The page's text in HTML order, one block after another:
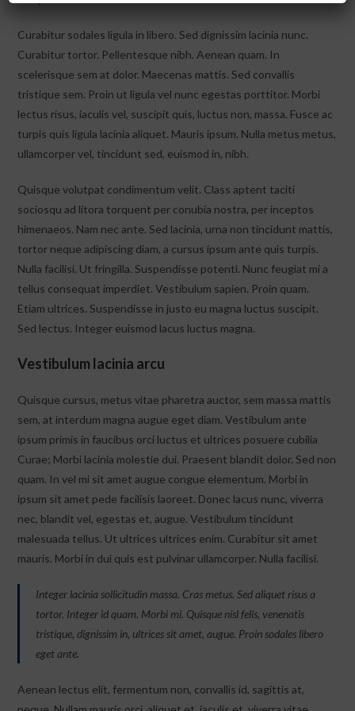
Curabitur sodales ligula in libero. Sed dignissim lacinia nunc.
Curabitur tortor. Pellentesque nibh. Aenean quam. In
scelerisque sem at dolor. Maecenas mattis. Sed convallis
tristique sem. Proin ut ligula vel nunc egestas porttitor. Morbi
lectus risus, iaculis vel, suscipit quis, luctus non, massa. Fusce ac
turpis quis ligula lacinia aliquet. Mauris ipsum. Nulla metus metus,
ullamcorper vel, tincidunt sed, euismod in, nibh.
Quisque volutpat condimentum velit. Class aptent taciti
sociosqu ad litora torquent per conubia nostra, per inceptos
himenaeos. Nam nec ante. Sed lacinia, urna non tincidunt mattis,
tortor neque adipiscing diam, a cursus ipsum ante quis turpis.
Nulla facilisi. Ut fringilla. Suspendisse potenti. Nunc feugiat mi a
tellus consequat imperdiet. Vestibulum sapien. Proin quam.
Etiam ultrices. Suspendisse in justo eu magna luctus suscipit.
Sed lectus. Integer euismod lacus luctus magna.
Vestibulum lacinia arcu
Quisque cursus, metus vitae pharetra auctor, sem massa mattis
sem, at interdum magna augue eget diam. Vestibulum ante
ipsum primis in faucibus orci luctus et ultrices posuere cubilia
Curae; Morbi lacinia molestie dui. Praesent blandit dolor. Sed non
quam. In vel mi sit amet augue congue elementum. Morbi in
ipsum sit amet pede facilisis laoreet. Donec lacus nunc, viverra
nec, blandit vel, egestas et, augue. Vestibulum tincidunt
malesuada tellus. Ut ultrices ultrices enim. Curabitur sit amet
mauris. Morbi in dui quis est pulvinar ullamcorper. Nulla facilisi.
Integer lacinia sollicitudin massa. Cras metus. Sed aliquet risus a
tortor. Integer id quam. Morbi mi. Quisque nisl felis, venenatis
tristique, dignissim in, ultrices sit amet, augue. Proin sodales libero
eget ante.
Aenean lectus elit, fermentum non, convallis id, sagittis at,